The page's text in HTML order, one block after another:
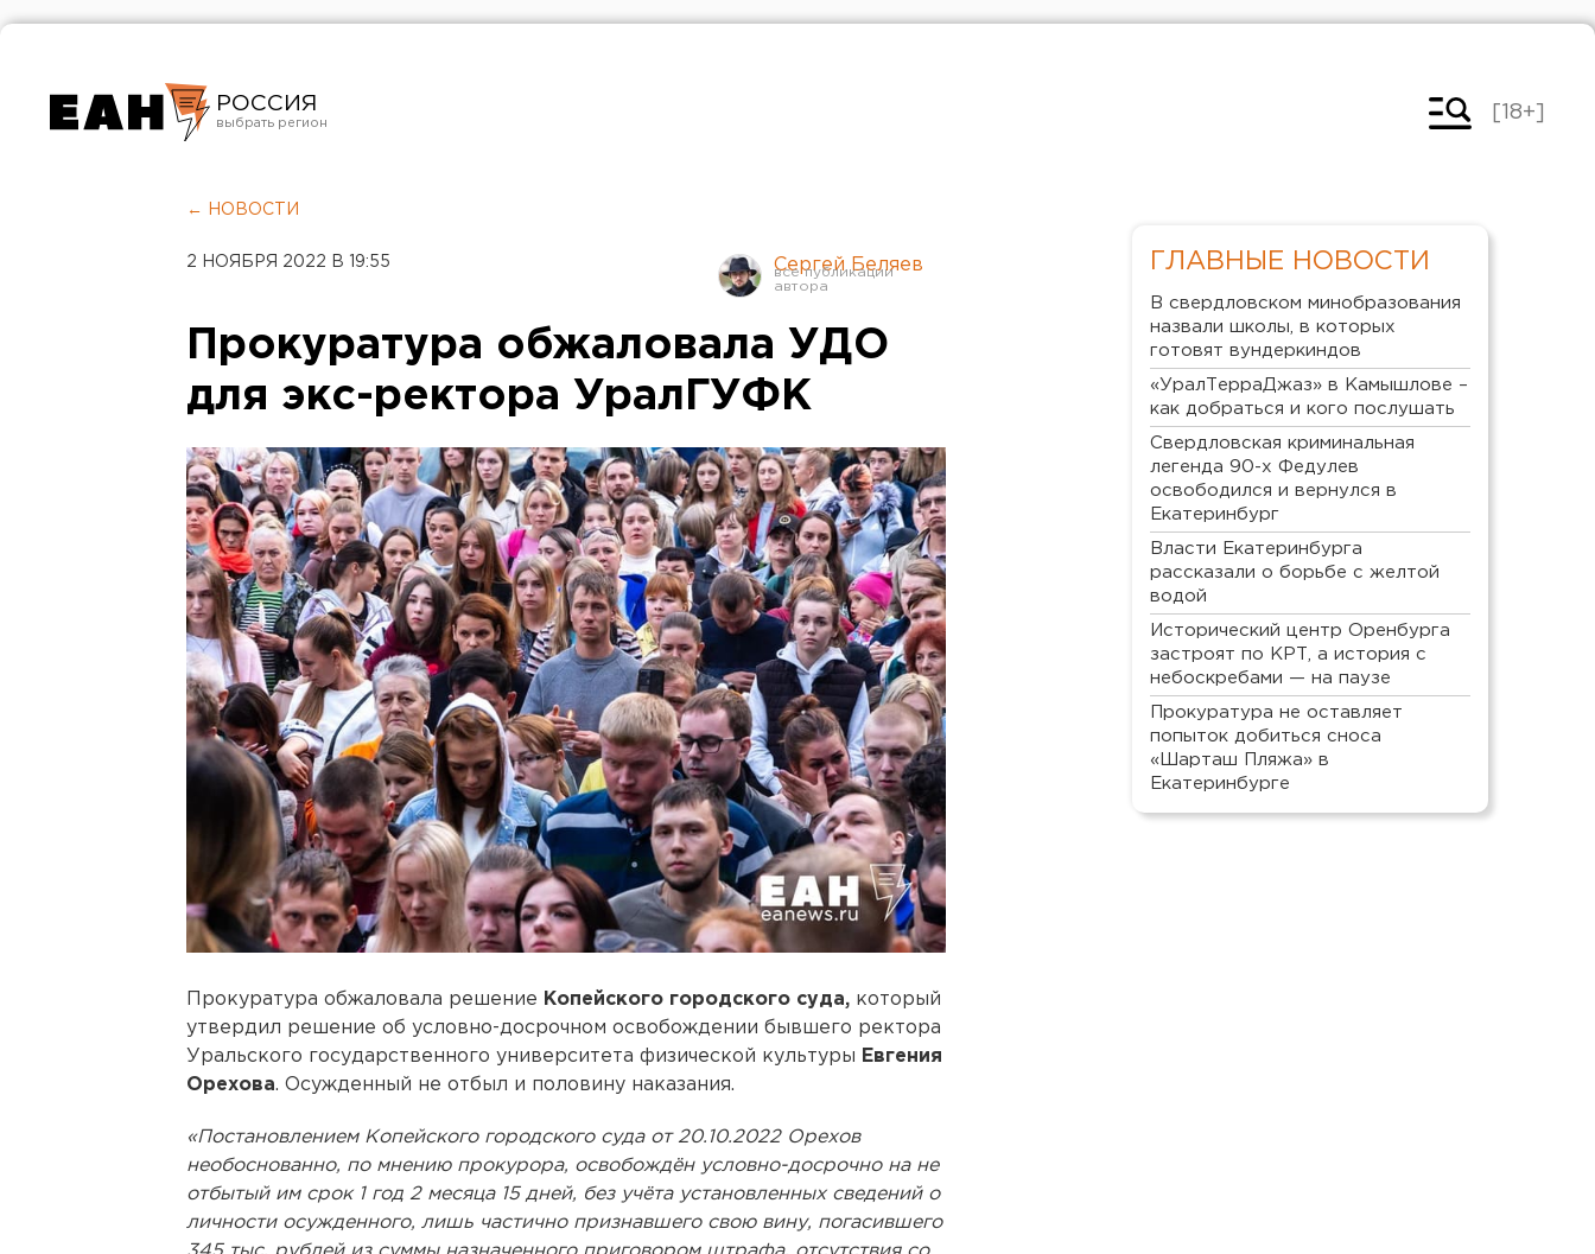
РОССИЯ
Челябинск
[18+]
← НОВОСТИ
2 НОЯБРЯ 2022 В 19:55 Сергей Беляев
Прокуратура обжаловала УДО
для экс-ректора УралГУФК
Прокуратура обжаловала решение Копейского городского суда, который
утвердил решение об условно-досрочном освобождении бывшего ректора
Уральского государственного университета физической культуры Евгения
Орехова. Осужденный не отбыл и половину наказания.
«Постановлением Копейского городского суда от 20.10.2022 Орехов
необоснованно, по мнению прокурора, освобождён условно-досрочно на не
отбытый им срок 1 год 2 месяца 15 дней, без учёта установленных сведений о
личности осужденного, лишь частично признавшего свою вину, погасившего
ГЛАВНЫЕ НОВОСТИ
В свердловском минобразования
назвали школы, в которых
готовят вундеркиндов
«УралТерраДжаз» в Камышлове –
как добраться и кого послушать
Свердловская криминальная
легенда 90-х Федулев
освободился и вернулся в
Екатеринбург
Власти Екатеринбурга
рассказали о борьбе с желтой
водой
Исторический центр Оренбурга
застроят по КРТ, а история с
небоскребами — на паузе
Прокуратура не оставляет
попыток добиться сноса
«Шарташ Пляжа» в
Екатеринбурге